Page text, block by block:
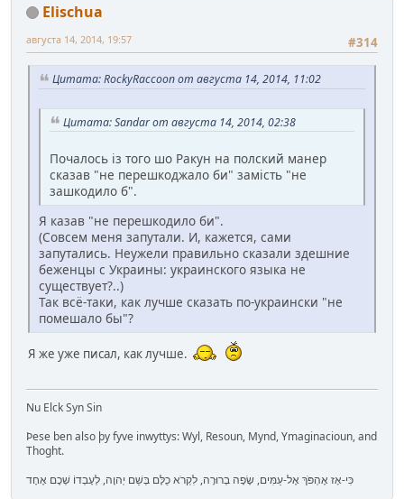
Elischua
#314
августа 14, 2014, 19:57
Цитата: RockyRaccoon от августа 14, 2014, 11:02
Цитата: Sandar от августа 14, 2014, 02:38
Почалось із того шо Ракун на полский манер
сказав "не перешкоджало би" замість "не
зашкодило б".
Я казав "не перешкодило би".
(Совсем меня запутали. И, кажется, сами
запутались. Неужели правильно сказали здешние
беженцы с Украины: украинского языка не
существует?..)
Так всё-таки, как лучше сказать по-украински "не
помешало бы"?
Я же уже писал, как лучше.
Nu Elck Syn Sin
Þese ben also þy fyve inwyttys: Wyl, Resoun, Mynd, Ymaginacioun, and
Thoght.
כִּי-אָז אֶהְפֹּךְ אֶל-עַמִּים, שָׂפָה בְרוּרָה, לִקְרֹא כֻלָּם בְּשֵׁם יְהוָה, לְעָבְדוֹ שְׁכֶם אֶחָד